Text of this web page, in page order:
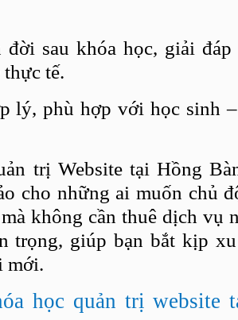
sau khóa học, giải
tế.
lý, phù hợp với học sinh
trị Website tại Hồng
cho những ai muốn chủ
không cần thuê dịch vụ
trọng, giúp bạn bắt kịp
mới.
học quản trị website